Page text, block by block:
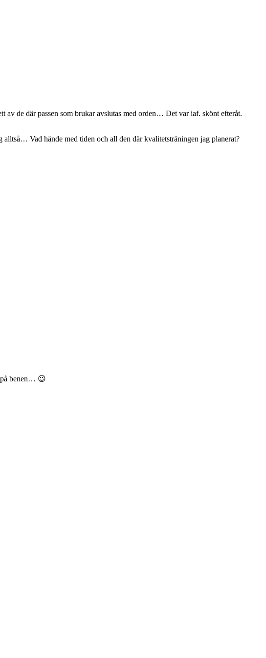
av de där passen som brukar avslutas med orden… Det var iaf. skönt efteråt.
alltså… Vad hände med tiden och all den där kvalitetsträningen jag planerat?
på benen… 😉